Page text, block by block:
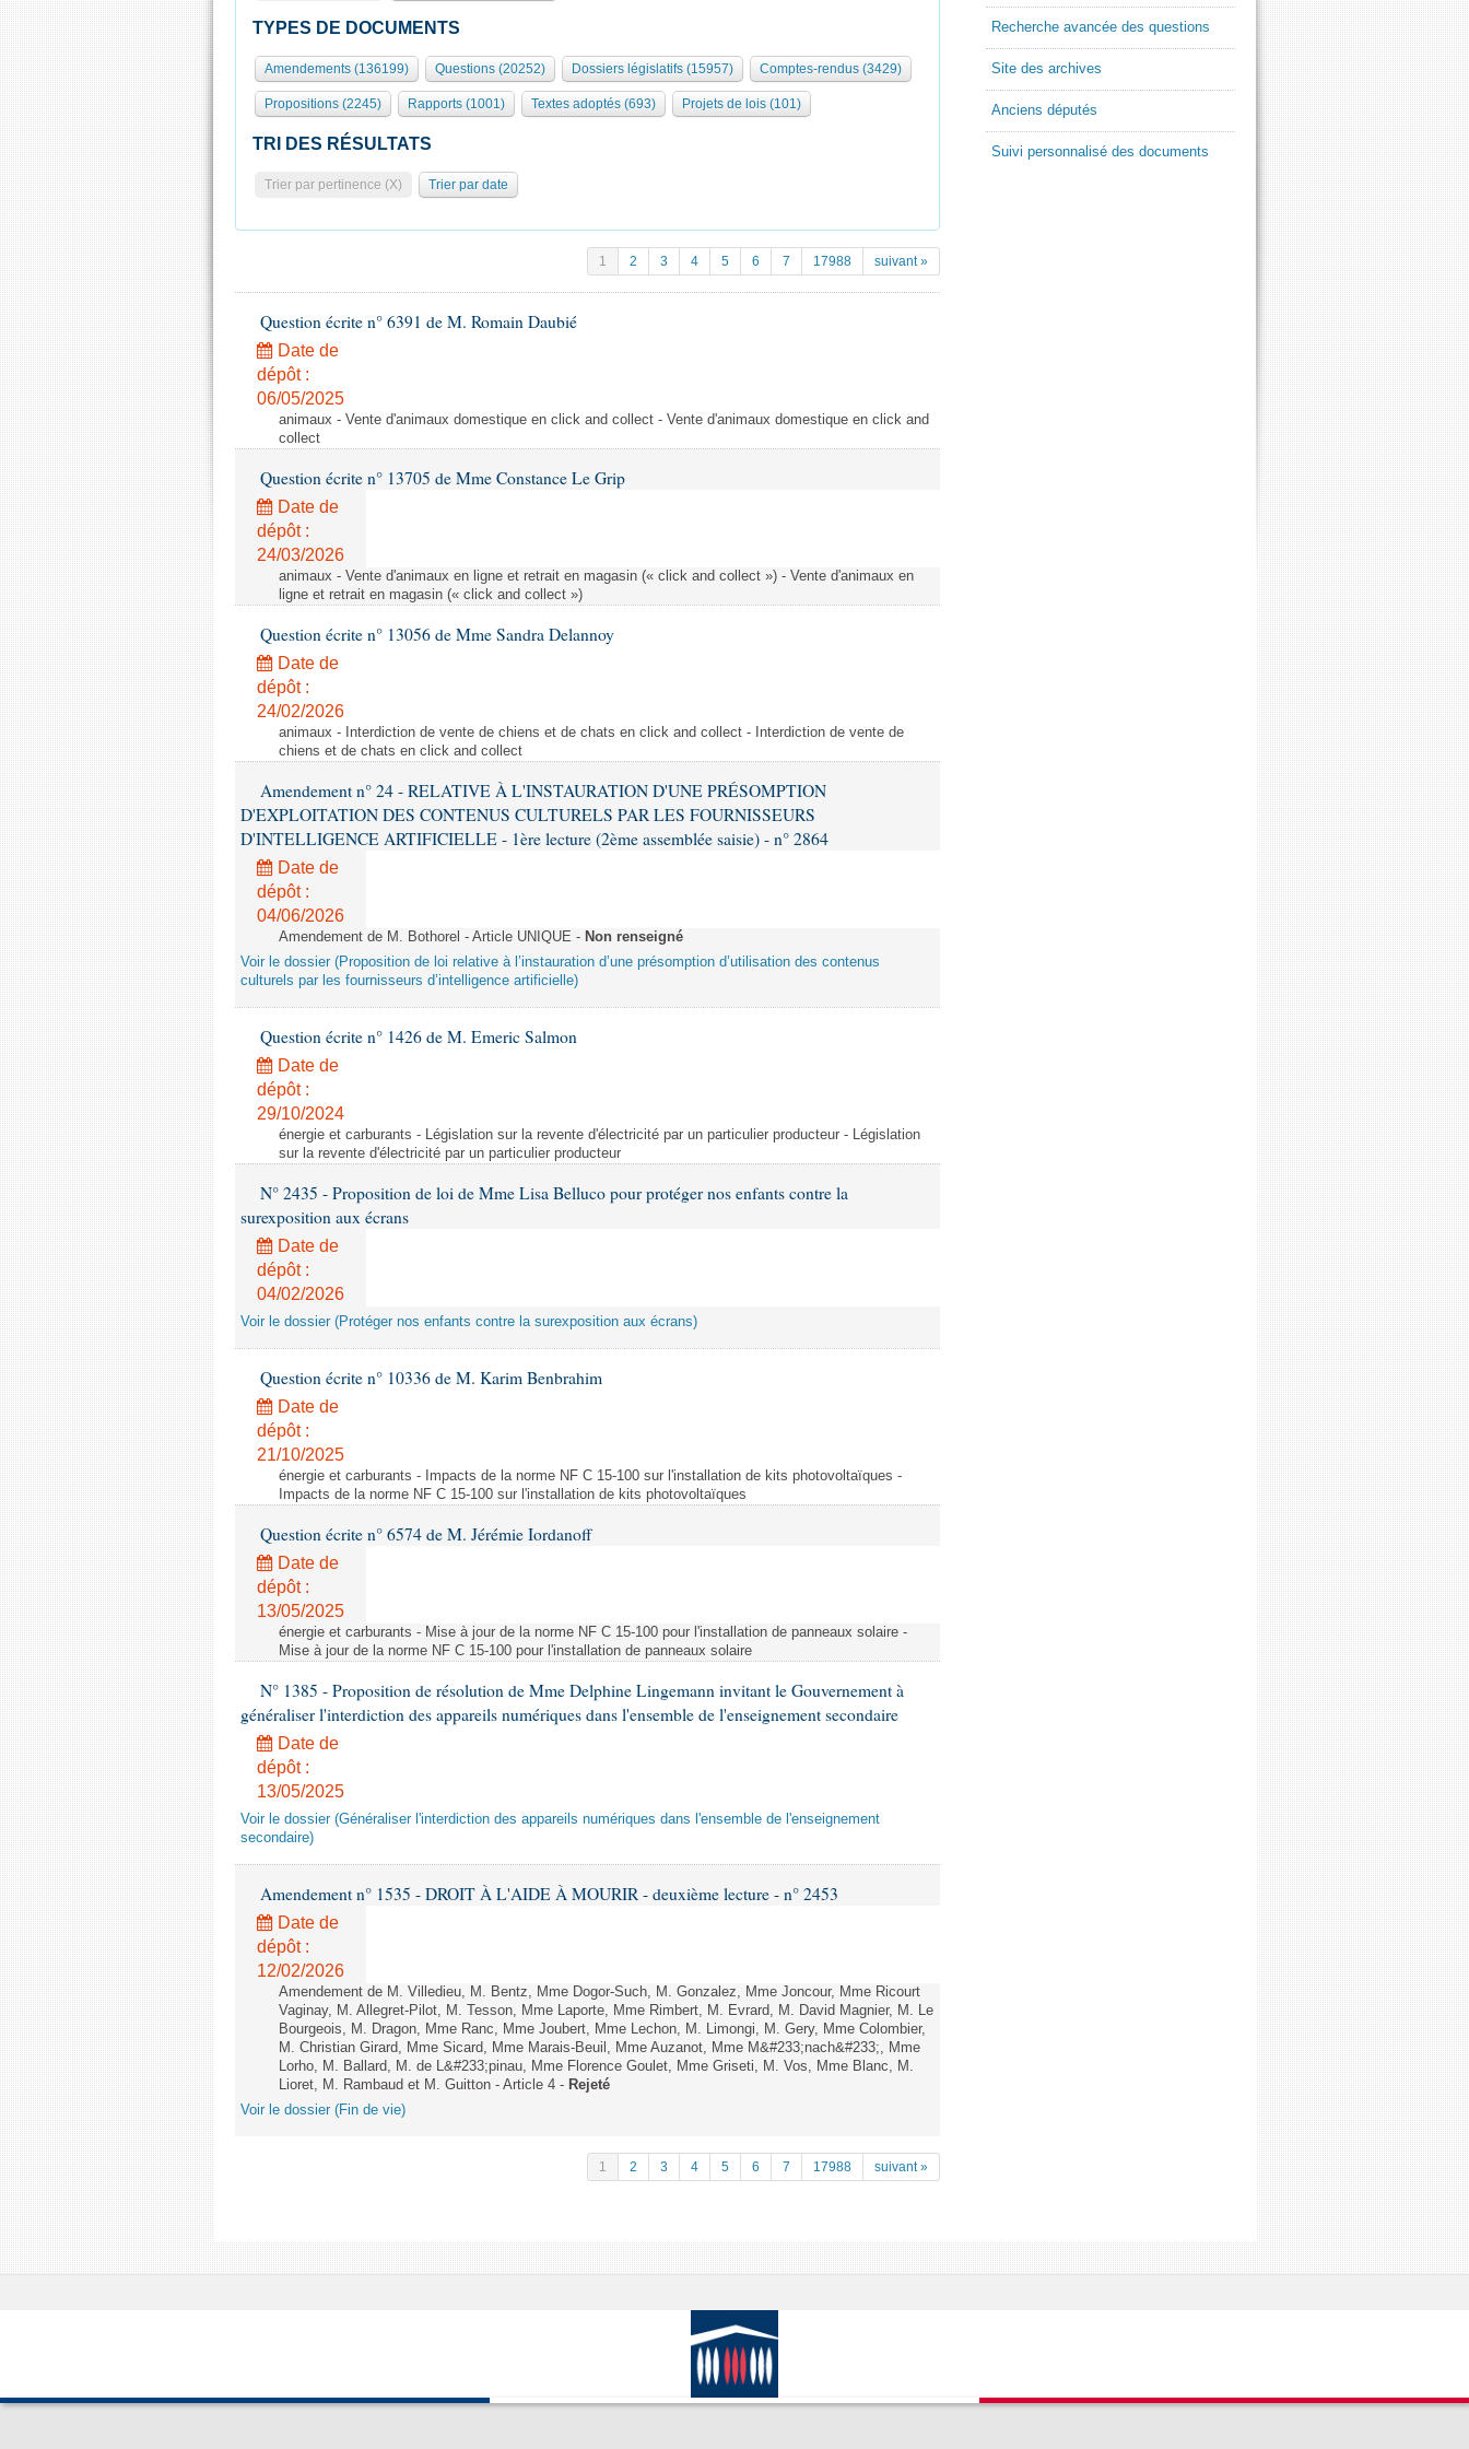
TYPES DE DOCUMENTS
Amendements (136199) Questions (20252) Dossiers législatifs (15957) Comptes-rendus (3429)
Propositions (2245) Rapports (1001) Textes adoptés (693) Projets de lois (101)
TRI DES RÉSULTATS
Trier par pertinence (X) Trier par date
1 2 3 4 5 6 7 17988 suivant »
Question écrite n° 6391 de M. Romain Daubié
Date de
dépôt :
06/05/2025
animaux - Vente d'animaux domestique en click and collect - Vente d'animaux domestique en click and
collect
Question écrite n° 13705 de Mme Constance Le Grip
Date de
dépôt :
24/03/2026
animaux - Vente d'animaux en ligne et retrait en magasin (« click and collect ») - Vente d'animaux en
ligne et retrait en magasin (« click and collect »)
Question écrite n° 13056 de Mme Sandra Delannoy
Date de
dépôt :
24/02/2026
animaux - Interdiction de vente de chiens et de chats en click and collect - Interdiction de vente de
chiens et de chats en click and collect
Amendement n° 24 - RELATIVE À L'INSTAURATION D'UNE PRÉSOMPTION
D'EXPLOITATION DES CONTENUS CULTURELS PAR LES FOURNISSEURS
D'INTELLIGENCE ARTIFICIELLE - 1ère lecture (2ème assemblée saisie) - n° 2864
Date de
dépôt :
04/06/2026
Amendement de M. Bothorel - Article UNIQUE - Non renseigné
Voir le dossier (Proposition de loi relative à l’instauration d’une présomption d’utilisation des contenus
culturels par les fournisseurs d’intelligence artificielle)
Question écrite n° 1426 de M. Emeric Salmon
Date de
dépôt :
29/10/2024
énergie et carburants - Législation sur la revente d'électricité par un particulier producteur - Législation
sur la revente d'électricité par un particulier producteur
N° 2435 - Proposition de loi de Mme Lisa Belluco pour protéger nos enfants contre la
surexposition aux écrans
Date de
dépôt :
04/02/2026
Voir le dossier (Protéger nos enfants contre la surexposition aux écrans)
Question écrite n° 10336 de M. Karim Benbrahim
Date de
dépôt :
21/10/2025
énergie et carburants - Impacts de la norme NF C 15-100 sur l'installation de kits photovoltaïques -
Impacts de la norme NF C 15-100 sur l'installation de kits photovoltaïques
Question écrite n° 6574 de M. Jérémie Iordanoff
Date de
dépôt :
13/05/2025
énergie et carburants - Mise à jour de la norme NF C 15-100 pour l'installation de panneaux solaire -
Mise à jour de la norme NF C 15-100 pour l'installation de panneaux solaire
N° 1385 - Proposition de résolution de Mme Delphine Lingemann invitant le Gouvernement à
généraliser l'interdiction des appareils numériques dans l'ensemble de l'enseignement secondaire
Date de
dépôt :
13/05/2025
Voir le dossier (Généraliser l'interdiction des appareils numériques dans l'ensemble de l'enseignement
secondaire)
Amendement n° 1535 - DROIT À L'AIDE À MOURIR - deuxième lecture - n° 2453
Date de
dépôt :
12/02/2026
Amendement de M. Villedieu, M. Bentz, Mme Dogor-Such, M. Gonzalez, Mme Joncour, Mme Ricourt
Vaginay, M. Allegret-Pilot, M. Tesson, Mme Laporte, Mme Rimbert, M. Evrard, M. David Magnier, M. Le
Bourgeois, M. Dragon, Mme Ranc, Mme Joubert, Mme Lechon, M. Limongi, M. Gery, Mme Colombier,
M. Christian Girard, Mme Sicard, Mme Marais-Beuil, Mme Auzanot, Mme M&#233;nach&#233;, Mme
Lorho, M. Ballard, M. de L&#233;pinau, Mme Florence Goulet, Mme Griseti, M. Vos, Mme Blanc, M.
Lioret, M. Rambaud et M. Guitton - Article 4 - Rejeté
Voir le dossier (Fin de vie)
1 2 3 4 5 6 7 17988 suivant »
Recherche avancée des questions
Site des archives
Anciens députés
Suivi personnalisé des documents